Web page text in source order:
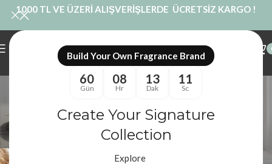
Build Your Own Fragrance Brand
60
Gün
08
Hr
13
Dak
11
Sc
Create Your Signature
Collection
Explore
1000 TL VE ÜZERİ ALIŞVERİŞLERDE ÜCRETSİZ KARGO !
büyük bardak mum
Royal Mum
Ürünler “büyük bardak mum” olarak etiketlendi